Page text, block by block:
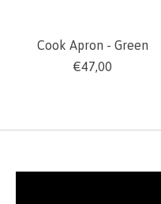
Cook Apron - Green
€47,00